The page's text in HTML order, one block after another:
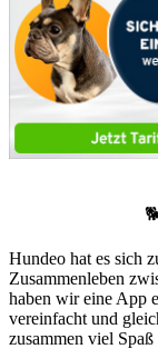
Hundeo hat es sich
Zusammenleben
haben wir eine App
vereinfacht und
zusammen viel